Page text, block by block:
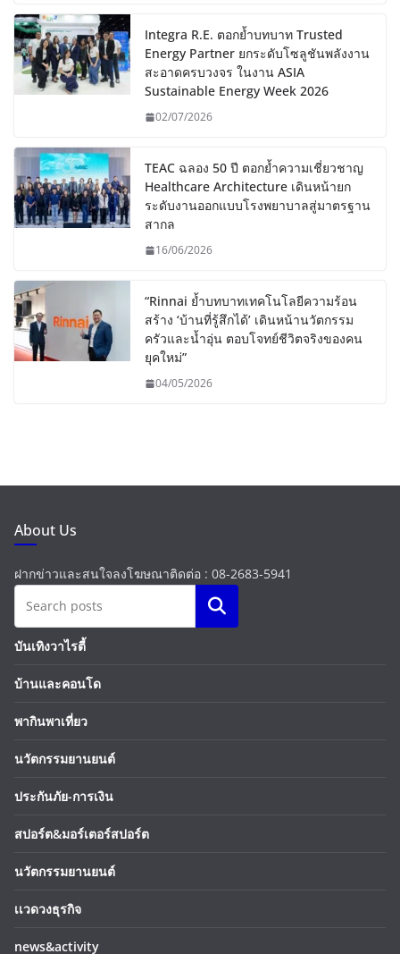
Integra R.E. ตอกย้ำบทบาท Trusted
Energy Partner ยกระดับโซลูชันพลังงาน
สะอาดครบวงจร ในงาน ASIA
Sustainable Energy Week 2026
02/07/2026
TEAC ฉลอง 50 ปี ตอกย้ำความเชี่ยวชาญ
Healthcare Architecture เดินหน้ายก
ระดับงานออกแบบโรงพยาบาลสู่มาตรฐาน
สากล
16/06/2026
“Rinnai ย้ำบทบาทเทคโนโลยีความร้อน
สร้าง ‘บ้านที่รู้สึกได้’ เดินหน้านวัตกรรม
ครัวและน้ำอุ่น ตอบโจทย์ชีวิตจริงของคน
ยุคใหม่”
04/05/2026
About Us
ฝากข่าวและสนใจลงโฆษณาติดต่อ : 08-2683-5941
Search
บันเทิงวาไรตี้
บ้านและคอนโด
พากินพาเที่ยว
นวัตกรรมยานยนต์
ประกันภัย-การเงิน
สปอร์ต&มอร์เตอร์สปอร์ต
นวัตกรรมยานยนต์
เเวดวงธุรกิจ
news&activity